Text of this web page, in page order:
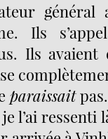
général
Ils
Ils avaient
paraissait
l’ai ressenti